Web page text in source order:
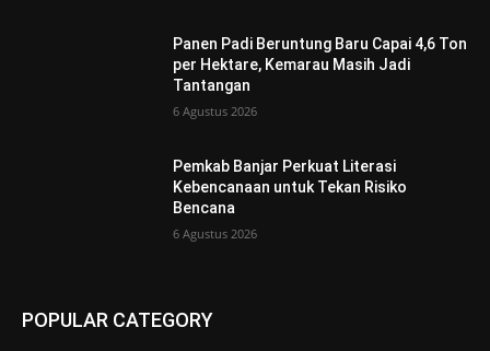
Panen Padi Beruntung Baru Capai 4,6 Ton
per Hektare, Kemarau Masih Jadi
Tantangan
6 Agustus 2026
Pemkab Banjar Perkuat Literasi
Kebencanaan untuk Tekan Risiko
Bencana
6 Agustus 2026
POPULAR CATEGORY